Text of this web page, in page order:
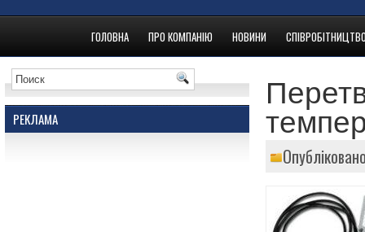
ГОЛОВНА ПРО КОМПАНІЮ НОВИНИ
РЕКЛАМА